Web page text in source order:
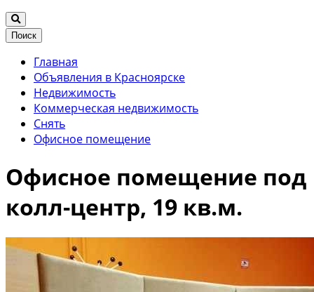
Поиск
Главная
Объявления в Красноярске
Недвижимость
Коммерческая недвижимость
Снять
Офисное помещение
Офисное помещение под
колл-центр, 19 кв.м.